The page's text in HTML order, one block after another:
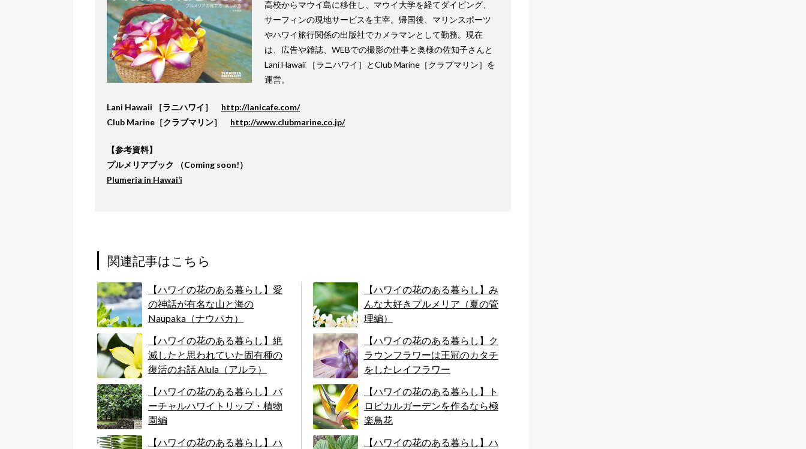
高校からマウイ島に移住し、マウイ大学を経てダイビング、
サーフィンの現地サービスを主宰。帰国後、マリンスポーツ
やハワイ旅行関係の出版社でカメラマンとして勤務。現在
は、広告や雑誌、WEBでの撮影の仕事と奥様の佐知子さんと
Lani Hawaii ［ラニハワイ］とClub Marine［クラブマリン］を
運営。
Lani Hawaii ［ラニハワイ］ http://lanicafe.com/
Club Marine［クラブマリン］ http://www.clubmarine.co.jp/
【参考資料】
プルメリアブック （Coming soon!）
Plumeria in Hawai‘i
関連記事はこちら
【ハワイの花のある暮らし】愛
の神話が有名な山と海の
Naupaka（ナウパカ）
【ハワイの花のある暮らし】絶
滅したと思われていた固有種の
復活のお話 Alula（アルラ）
【ハワイの花のある暮らし】バ
ーチャルハワイトリップ・植物
園編
【ハワイの花のある暮らし】ハ
【ハワイの花のある暮らし】み
んな大好きプルメリア（夏の管
理編）
【ハワイの花のある暮らし】ク
ラウンフラワーは王冠のカタチ
をしたレイフラワー
【ハワイの花のある暮らし】ト
ロピカルガーデンを作るなら極
楽鳥花
【ハワイの花のある暮らし】ハ